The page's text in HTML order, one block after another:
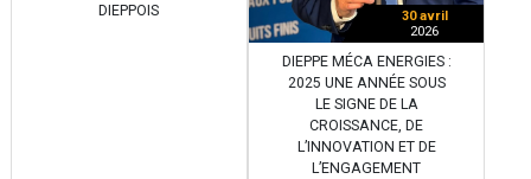
DIEPPOIS
30 avril
2026
DIEPPE MÉCA ENERGIES :
2025 UNE ANNÉE SOUS
LE SIGNE DE LA
CROISSANCE, DE
L’INNOVATION ET DE
L’ENGAGEMENT